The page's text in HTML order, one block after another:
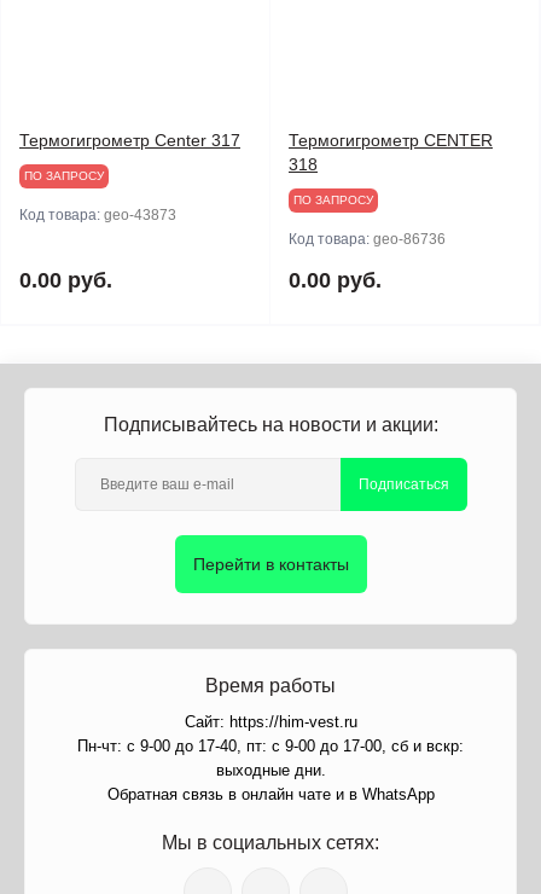
Термогигрометр Center 317
ПО ЗАПРОСУ
Код товара: geo-43873
0.00 руб.
Термогигрометр CENTER
318
ПО ЗАПРОСУ
Код товара: geo-86736
0.00 руб.
Подписывайтесь на новости и акции:
Подписаться
Перейти в контакты
Время работы
Сайт: https://him-vest.ru
Пн-чт: с 9-00 до 17-40, пт: с 9-00 до 17-00, сб и вскр:
выходные дни.
Обратная связь в онлайн чате и в WhatsApp
Мы в социальных сетях: